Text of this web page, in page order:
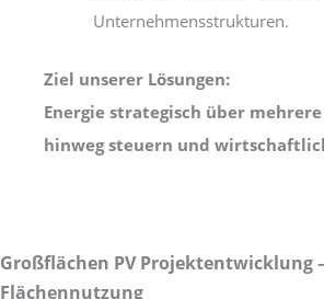
Unternehmensstrukturen.
Ziel unserer Lösungen:
Energie strategisch über
hinweg steuern und
Großflächen PV Projektentwicklung
Flächennutzung